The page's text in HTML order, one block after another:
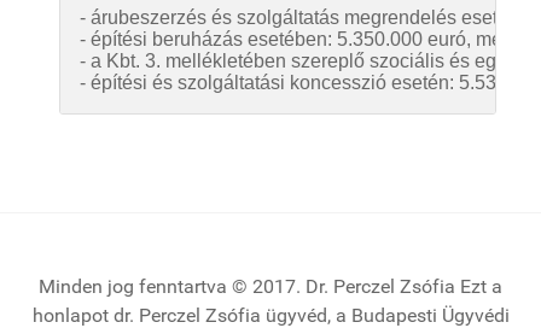
- árubeszerzés és szolgáltatás megrendelés
- építési beruházás esetében: 5.350.000 euró,
- a Kbt. 3. mellékletében szereplő szociális és egyéb
- építési és szolgáltatási koncesszió esetén:
Minden jog fenntartva © 2017. Dr. Perczel Zsófia Ezt a
honlapot dr. Perczel Zsófia ügyvéd, a Budapesti Ügyvédi